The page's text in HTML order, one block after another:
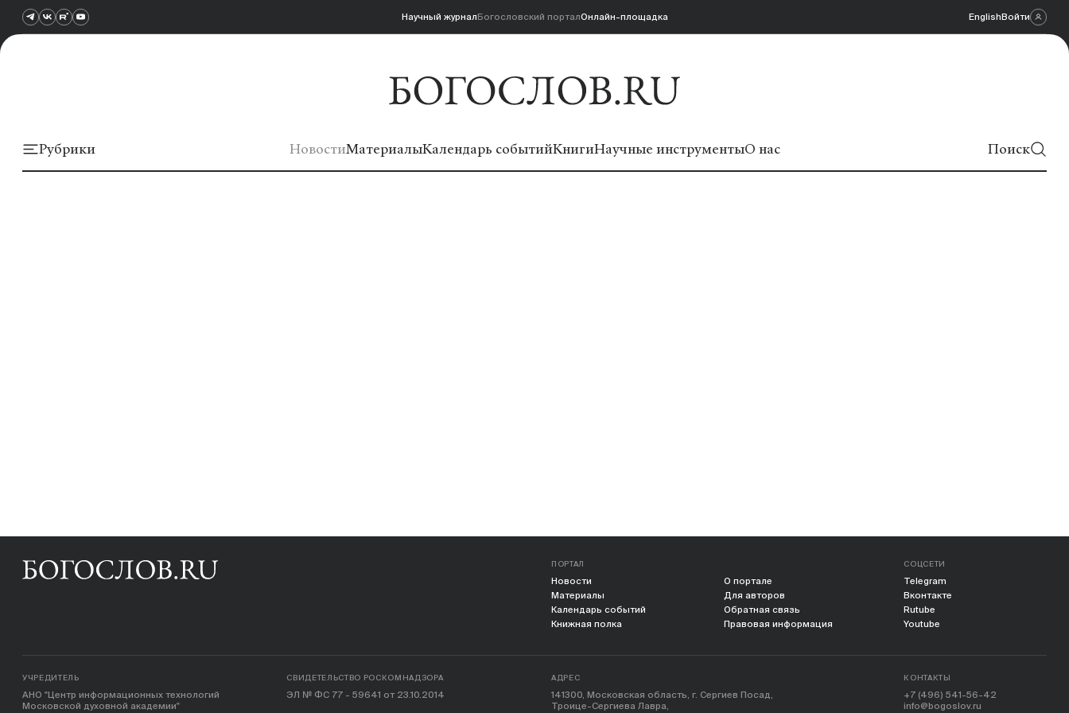
Научный журналБогословский порталОнлайн-площадка EnglishВойти
Рубрики НовостиМатериалыКалендарь событийКнигиНаучные инструментыО нас Поиск
ПОРТАЛ
Новости
Материалы
Календарь событий
Книжная полка
О портале
Для авторов
Обратная связь
Правовая информация
СОЦСЕТИ
Telegram
Вконтакте
Rutube
Youtube
УЧРЕДИТЕЛЬ
АНО "Центр информационных технологий
Московской духовной академии"
СВИДЕТЕЛЬСТВО РОСКОМНАДЗОРА
ЭЛ № ФС 77 - 59641 от 23.10.2014
АДРЕС
141300, Московская область, г. Сергиев Посад,
Троице-Сергиева Лавра,
КОНТАКТЫ
+7 (496) 541-56-42
info@bogoslov.ru